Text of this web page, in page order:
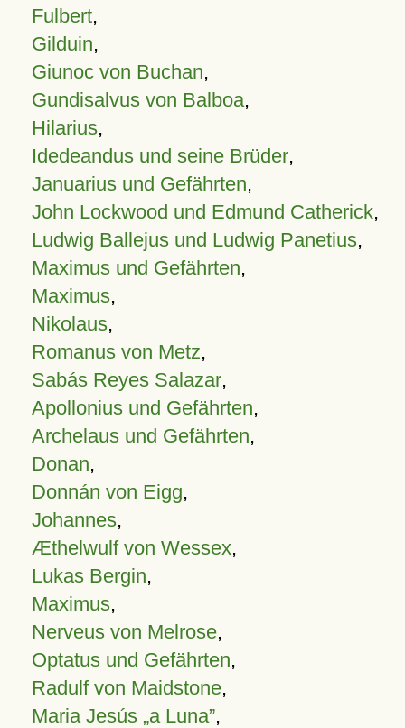
Fulbert,
Gilduin,
Giunoc von Buchan,
Gundisalvus von Balboa,
Hilarius,
Idedeandus und seine Brüder,
Januarius und Gefährten,
John Lockwood und Edmund Catherick,
Ludwig Ballejus und Ludwig Panetius,
Maximus und Gefährten,
Maximus,
Nikolaus,
Romanus von Metz,
Sabás Reyes Salazar,
Apollonius und Gefährten,
Archelaus und Gefährten,
Donan,
Donnán von Eigg,
Johannes,
Æthelwulf von Wessex,
Lukas Bergin,
Maximus,
Nerveus von Melrose,
Optatus und Gefährten,
Radulf von Maidstone,
Maria Jesús „a Luna”,